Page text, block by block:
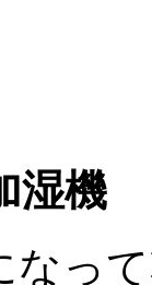
機
っ